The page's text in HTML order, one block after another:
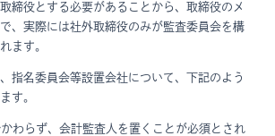
締役とする必要があることから、取締役のメ
、実際には社外取締役のみが監査委員会を構
ます。
指名委員会等設置会社について、下記のよう
す。
わらず、会計監査人を置くことが必須とされ